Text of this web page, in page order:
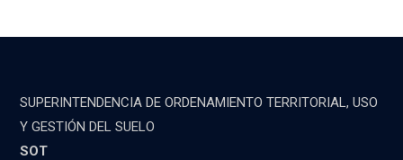
SUPERINTENDENCIA DE ORDENAMIENTO TERRITORIAL, USO
Y GESTIÓN DEL SUELO
SOT